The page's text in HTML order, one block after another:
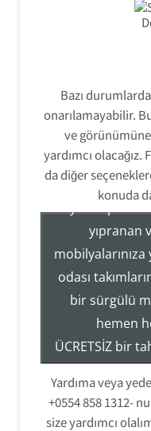
Bazı
onarılamayabilir.
ve
yardımcı olacağız.
da diğer
konuda
Ray Dolap
Ray Dolap
yıpranan
odası
bir sürgülü
hemen
ÜCRETSİZ bir
gönderin
daha fazla
1312
Ray Dolap
Yardıma veya
+0554 858 1312-
size yardımcı